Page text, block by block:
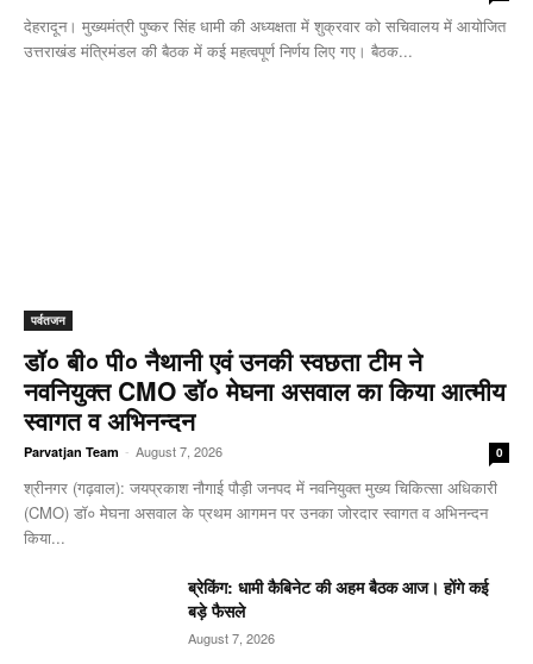
देहरादून। मुख्यमंत्री पुष्कर सिंह धामी की अध्यक्षता में शुक्रवार को सचिवालय में आयोजित
उत्तराखंड मंत्रिमंडल की बैठक में कई महत्वपूर्ण निर्णय लिए गए। बैठक...
पर्वतजन
डॉ० बी० पी० नैथानी एवं उनकी स्वछता टीम ने
नवनियुक्त CMO डॉ० मेघना असवाल का किया आत्मीय
स्वागत व अभिनन्दन
Parvatjan Team - August 7, 2026 0
श्रीनगर (गढ़वाल): जयप्रकाश नौगाई ​पौड़ी जनपद में नवनियुक्त मुख्य चिकित्सा अधिकारी
(CMO) डॉ० मेघना असवाल के प्रथम आगमन पर उनका जोरदार स्वागत व अभिनन्दन
किया...
ब्रेकिंग: धामी कैबिनेट की अहम बैठक आज। होंगे कई
बड़े फैसले
August 7, 2026